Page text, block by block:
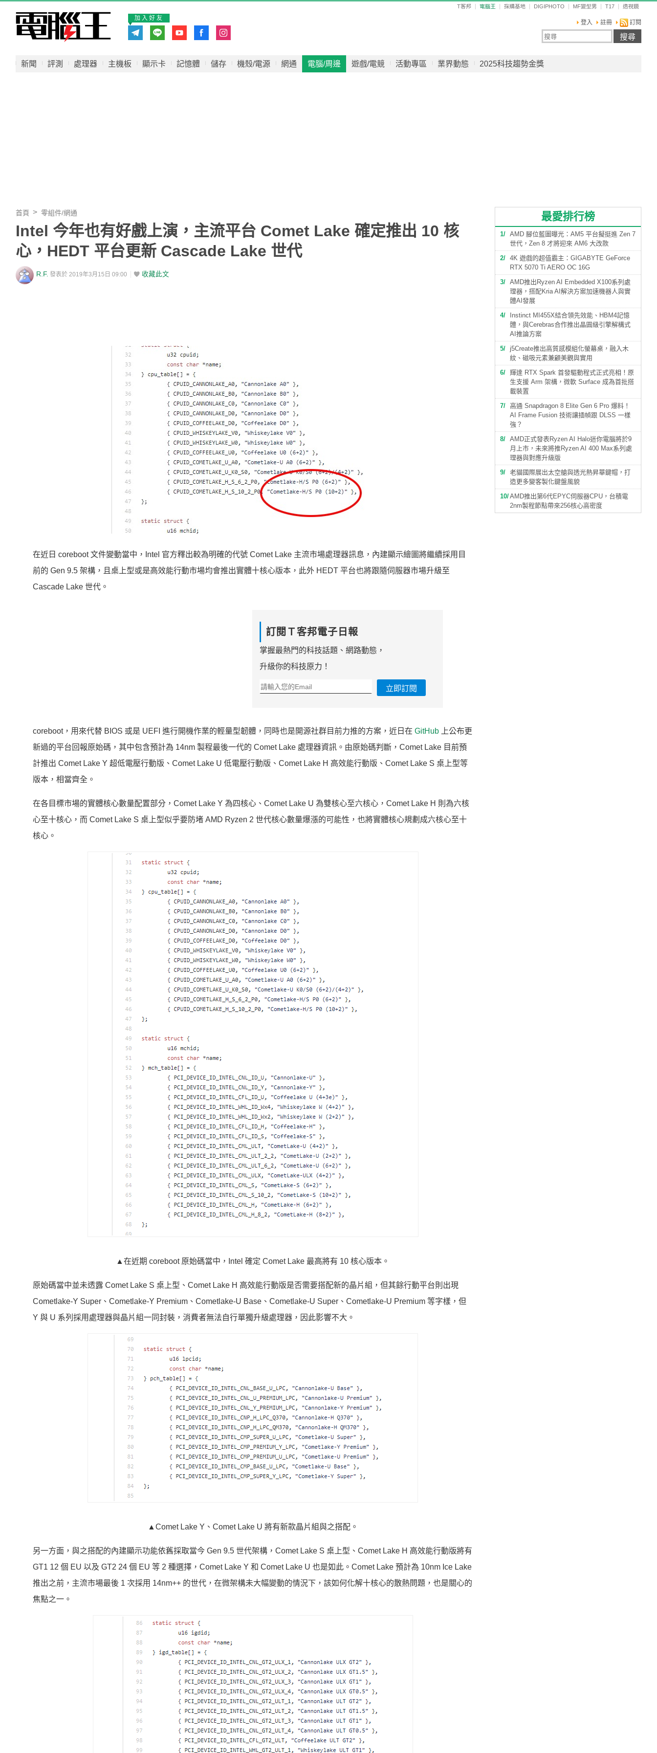
T客邦 電腦王 採購基地 DIGIPHOTO MF變型男 T17 透視鏡
登入 註冊 訂閱
加入好友
新聞 評測 處理器 主機板 顯示卡 記憶體 儲存 機殼/電源 網通 電腦/周邊 遊戲/電競 活動專區 業界動態 2025科技趨勢金獎
首頁 零組件/網通
Intel 今年也有好戲上演，主流平台 Comet Lake 確定推出 10 核
心，HEDT 平台更新 Cascade Lake 世代
R.F. 發表於 2019年3月15日 09:00 收藏此文
在近日 coreboot 文件變動當中，Intel 官方釋出較為明確的代號 Comet Lake 主流市場處理器訊息，內建顯示繪圖將繼續採用目
前的 Gen 9.5 架構，且桌上型或是高效能行動市場均會推出實體十核心版本，此外 HEDT 平台也將跟隨伺服器市場升級至
Cascade Lake 世代。
訂閱Ｔ客邦電子日報
掌握最熱門的科技話題、網路動態，
升級你的科技原力！
立即訂閱
coreboot，用來代替 BIOS 或是 UEFI 進行開機作業的輕量型韌體，同時也是開源社群目前力推的方案，近日在 GitHub 上公布更
新過的平台回報原始碼，其中包含預計為 14nm 製程最後一代的 Comet Lake 處理器資訊。由原始碼判斷，Comet Lake 目前預
計推出 Comet Lake Y 超低電壓行動版、Comet Lake U 低電壓行動版、Comet Lake H 高效能行動版、Comet Lake S 桌上型等
版本，相當齊全。
在各目標市場的實體核心數量配置部分，Comet Lake Y 為四核心、Comet Lake U 為雙核心至六核心，Comet Lake H 則為六核
心至十核心，而 Comet Lake S 桌上型似乎要防堵 AMD Ryzen 2 世代核心數量爆漲的可能性，也將實體核心規劃成六核心至十
核心。
▲在近期 coreboot 原始碼當中，Intel 確定 Comet Lake 最高將有 10 核心版本。
原始碼當中並未透露 Comet Lake S 桌上型、Comet Lake H 高效能行動版是否需要搭配新的晶片組，但其餘行動平台則出現
Cometlake-Y Super、Cometlake-Y Premium、Cometlake-U Base、Cometlake-U Super、Cometlake-U Premium 等字樣，但
Y 與 U 系列採用處理器與晶片組一同封裝，消費者無法自行單獨升級處理器，因此影響不大。
▲Comet Lake Y、Comet Lake U 將有新款晶片組與之搭配。
另一方面，與之搭配的內建顯示功能依舊採取當今 Gen 9.5 世代架構，Comet Lake S 桌上型、Comet Lake H 高效能行動版將有
GT1 12 個 EU 以及 GT2 24 個 EU 等 2 種選擇，Comet Lake Y 和 Comet Lake U 也是如此。Comet Lake 預計為 10nm Ice Lake
推出之前，主流市場最後 1 次採用 14nm++ 的世代，在微架構未大幅變動的情況下，該如何化解十核心的散熱問題，也是關心的
焦點之一。
最愛排行榜
1
AMD 腳位藍圖曝光：AM5 平台擬挺進 Zen 7
世代，Zen 8 才將迎來 AM6 大改款
2
4K 遊戲的超值霸主：GIGABYTE GeForce
RTX 5070 Ti AERO OC 16G
3
AMD推出Ryzen AI Embedded X100系列處
理器，搭配Kria AI解決方案加速機器人與實
體AI發展
4
Instinct MI455X結合領先效能、HBM4記憶
體，與Cerebras合作推出晶圓級引擎解構式
AI推論方案
5
j5Create推出高質感模組化螢幕桌，融入木
紋、磁吸元素兼顧美觀與實用
6
輝達 RTX Spark 首發驅動程式正式亮相！原
生支援 Arm 架構，微軟 Surface 成為首批搭
載裝置
7
高通 Snapdragon 8 Elite Gen 6 Pro 爆料！
AI Frame Fusion 技術讓插幀跟 DLSS 一樣
強？
8
AMD正式發表Ryzen AI Halo迷你電腦將於9
月上市，未來將推Ryzen AI 400 Max系列處
理器與對應升級版
9
老貓國際展出太空艙與透光熱昇華鍵帽，打
造更多變客製化鍵盤風貌
10 AMD推出第6代EPYC伺服器CPU，台積電
2nm製程節點帶來256核心高密度